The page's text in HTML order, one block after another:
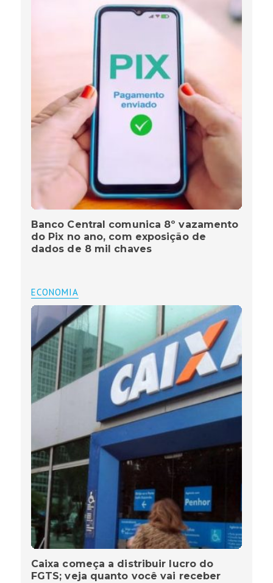
Banco Central comunica 8º vazamento
do Pix no ano, com exposição de
dados de 8 mil chaves
ECONOMIA
Caixa começa a distribuir lucro do
FGTS; veja quanto você vai receber